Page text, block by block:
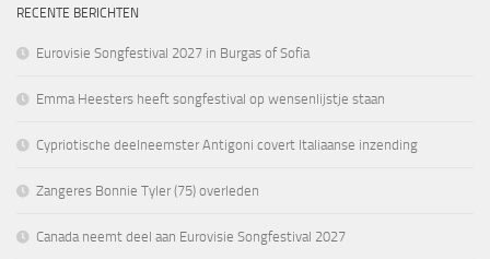
RECENTE BERICHTEN
Eurovisie Songfestival 2027 in Burgas of Sofia
Emma Heesters heeft songfestival op wensenlijstje staan
Cypriotische deelneemster Antigoni covert Italiaanse inzending
Zangeres Bonnie Tyler (75) overleden
Canada neemt deel aan Eurovisie Songfestival 2027